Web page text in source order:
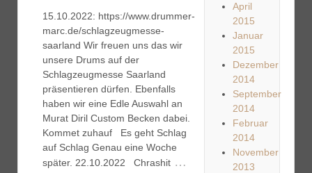
15.10.2022: https://www.drummer-
marc.de/schlagzeugmesse-
saarland Wir freuen uns das wir
unsere Drums auf der
Schlagzeugmesse Saarland
präsentieren dürfen. Ebenfalls
haben wir eine Edle Auswahl an
Murat Diril Custom Becken dabei.
Kommet zuhauf Es geht Schlag
auf Schlag Genau eine Woche
später. 22.10.2022 Chrashit …
April
2015
Januar
2015
Dezember
2014
September
2014
Februar
2014
November
2013